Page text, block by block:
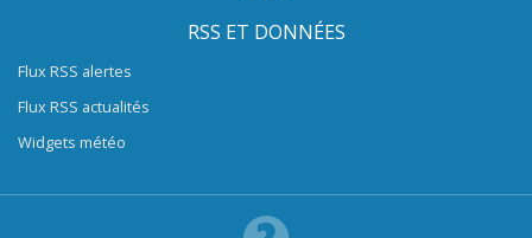
RSS ET DONNÉES
Flux RSS alertes
Flux RSS actualités
Widgets météo